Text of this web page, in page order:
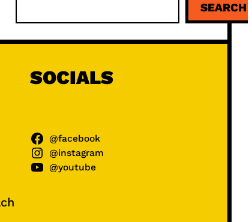
u
k
SEARCH
SOCIALS
@facebook
@instagram
@youtube